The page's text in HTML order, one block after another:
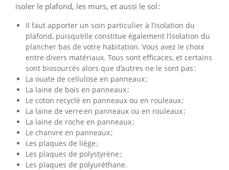
isoler le plafond, les murs, et aussi le sol :
Il faut apporter un soin particulier à l’isolation du
plafond, puisqu’elle constitue également l’isolation du
plancher bas de votre habitation. Vous avez le choix
entre divers matériaux. Tous sont efficaces, et certains
sont biosourcés alors que d’autres ne le sont pas :
La ouate de cellulose en panneaux ;
La laine de bois en panneaux ;
Le coton recyclé en panneaux ou en rouleaux ;
La laine de verre en panneaux ou en rouleaux ;
La laine de roche en panneaux ;
Le chanvre en panneaux ;
Les plaques de liège ;
Les plaques de polystyrène ;
Les plaques de polyuréthane.